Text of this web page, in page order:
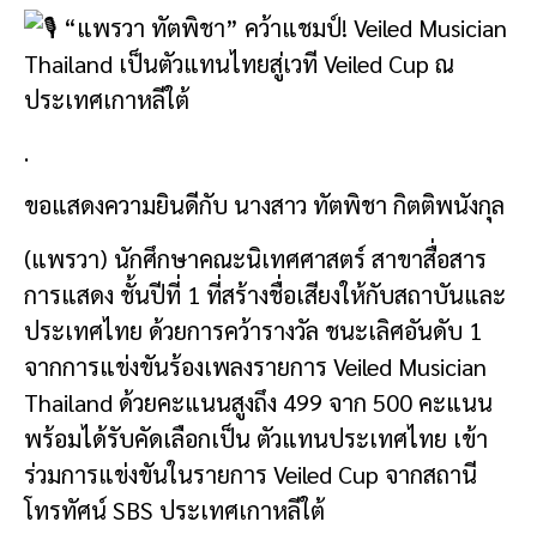
“แพรวา ทัตพิชา” คว้าแชมป์! Veiled Musician
Thailand เป็นตัวแทนไทยสู่เวที Veiled Cup ณ
ประเทศเกาหลีใต้
.
ขอแสดงความยินดีกับ นางสาว ทัตพิชา กิตติพนังกุล
(แพรวา) นักศึกษาคณะนิเทศศาสตร์ สาขาสื่อสาร
การแสดง ชั้นปีที่ 1 ที่สร้างชื่อเสียงให้กับสถาบันและ
ประเทศไทย ด้วยการคว้ารางวัล ชนะเลิศอันดับ 1
จากการแข่งขันร้องเพลงรายการ Veiled Musician
Thailand ด้วยคะแนนสูงถึง 499 จาก 500 คะแนน
พร้อมได้รับคัดเลือกเป็น ตัวแทนประเทศไทย เข้า
ร่วมการแข่งขันในรายการ Veiled Cup จากสถานี
โทรทัศน์ SBS ประเทศเกาหลีใต้